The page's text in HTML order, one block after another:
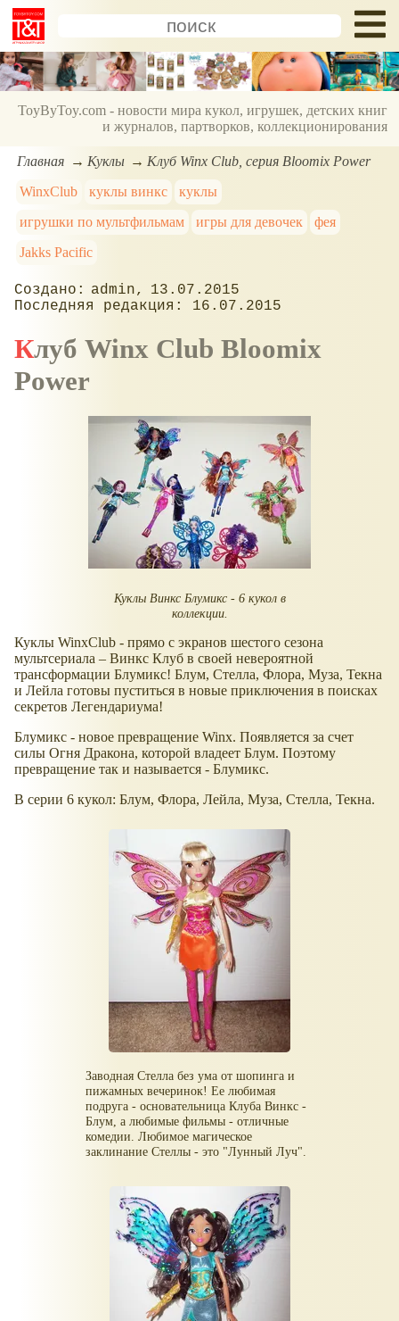
ToyByToy.com - новости мира кукол, игрушек, детских книг
и журналов, партворков, коллекционирования
Главная Куклы
Клуб Winx Club, серия Bloomix Power
WinxClub
куклы винкс
куклы
игрушки по мультфильмам
игры для девочек
фея
Jakks Pacific
admin
13.07.2015
16.07.2015
Клуб Winx Club Bloomix
Power
Куклы Винкс Блумикс - 6 кукол в
коллекции.
Куклы WinxClub - прямо с экранов шестого сезона
мультсериала – Винкс Клуб в своей невероятной
трансформации Блумикс! Блум, Стелла, Флора, Муза, Текна
и Лейла готовы пуститься в новые приключения в поисках
секретов Легендариума!
Блумикс - новое превращение Winx. Появляется за счет
силы Огня Дракона, которой владеет Блум. Поэтому
превращение так и называется - Блумикс.
В серии 6 кукол: Блум, Флора, Лейла, Муза, Стелла, Текна.
Заводная Стелла без ума от шопинга и
пижамных вечеринок! Ее любимая
подруга - основательница Клуба Винкс -
Блум, а любимые фильмы - отличные
комедии. Любимое магическое
заклинание Стеллы - это "Лунный Луч".